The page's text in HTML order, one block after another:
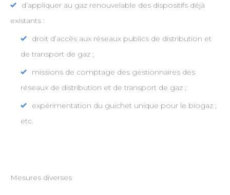
d’appliquer au gaz renouvelable des dispositifs déjà
existants :
droit d’accès aux réseaux publics de distribution et
de transport de gaz ;
missions de comptage des gestionnaires des
réseaux de distribution et de transport de gaz ;
expérimentation du guichet unique pour le biogaz ;
etc.
Mesures diverses